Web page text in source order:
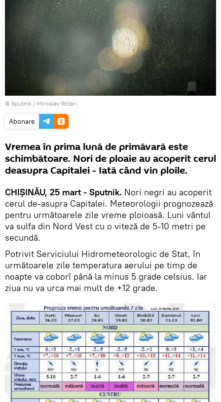
© Sputnik / Miroslav Rotari
Abonare
Vremea în prima lună de primăvară este
schimbătoare. Nori de ploaie au acoperit cerul
deasupra Capitalei - Iată când vin ploile.
CHIȘINĂU, 25 mart - Sputnik. Nori negri au acoperit
cerul de-asupra Capitalei. Meteorologii prognozează
pentru următoarele zile vreme ploioasă. Luni vântul
va sulfa din Nord Vest cu o viteză de 5-10 metri pe
secundă.
Potrivit Serviciului Hidrometeorologic de Stat, în
următoarele zile temperatura aerului pe timp de
noapte va coborî până la minus 5 grade celsius. Iar
ziua nu va urca mai mult de +12 grade.